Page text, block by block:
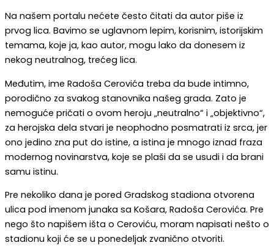
Na našem portalu nećete često čitati da autor piše iz
prvog lica. Bavimo se uglavnom lepim, korisnim, istorijskim
temama, koje ja, kao autor, mogu lako da donesem iz
nekog neutralnog, trećeg lica.
Međutim, ime Radoša Cerovića treba da bude intimno,
porodično za svakog stanovnika našeg grada. Zato je
nemoguće pričati o ovom heroju „neutralno“ i „objektivno“,
za herojska dela stvari je neophodno posmatrati iz srca, jer
ono jedino zna put do istine, a istina je mnogo iznad fraza
modernog novinarstva, koje se plaši da se usudi i da brani
samu istinu.
Pre nekoliko dana je pored Gradskog stadiona otvorena
ulica pod imenom junaka sa Košara, Radoša Cerovića. Pre
nego što napišem išta o Ceroviću, moram napisati nešto o
stadionu koji će se u ponedeljak zvanično otvoriti.